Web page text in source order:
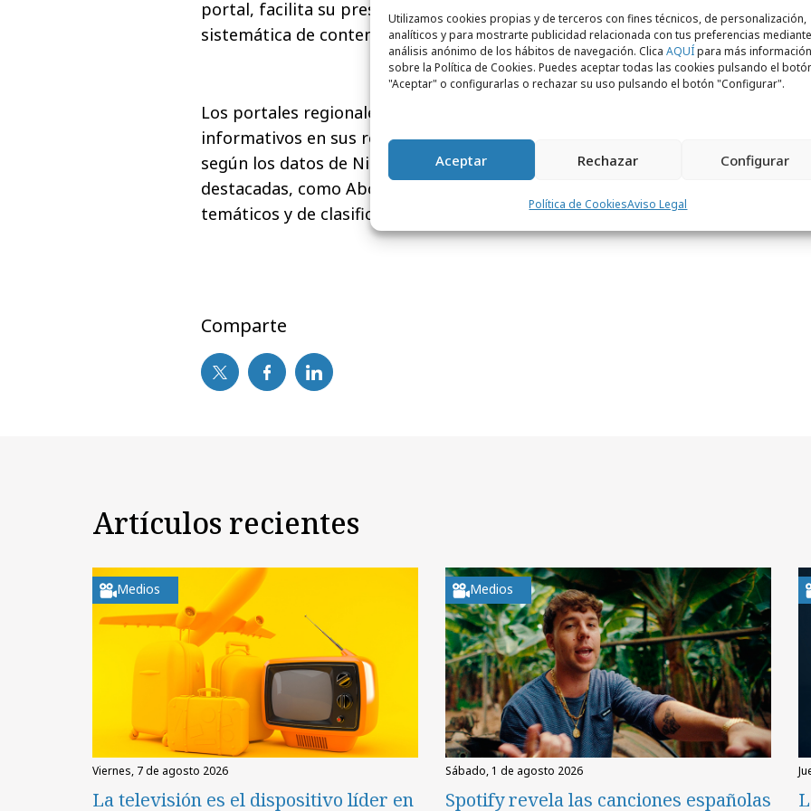
Utilizamos cookies propias y de terceros con fines técnicos, de personalización,
analíticos y para mostrarte publicidad relacionada con tus preferencias
análisis anónimo de los hábitos de navegación. Clica AQUÍpara más información
sobre la Política de Cookies. Puedes aceptar todas las cookies pulsando el
"Aceptar" o configurarlas o rechazar su uso pulsando el botón "Configurar".
Aceptar Rechazar Configurar
Política de CookiesAviso Legal
portal, facilita su presencia en las redes sociales, la difusión
sistemática de contenidos y la cobertura de eventos.
Los portales regionales de Vocento en Internet son referentes
informativos en sus respectivos mercados y líderes de audiencia,
según los datos de Nielsen Netview. Vocento cuenta con otras webs
destacadas, como Abc.es y Que.es, además de una red de portales
temáticos y de clasificados.
Comparte
Artículos recientes
Medios
viernes, 7 de agosto 2026
La televisión es el dispositivo líder en
Medios
sábado, 1 de agosto 2026
Spotify revela las canciones españolas